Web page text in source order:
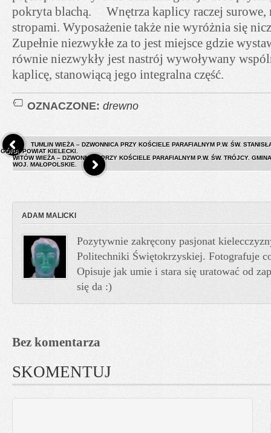
pokryta blachą. Wnętrza kaplicy raczej surowe,
stropami. Wyposażenie także nie wyróżnia się
Zupełnie niezwykłe za to jest miejsce gdzie
równie niezwykły jest nastrój wywoływany
kaplicę, stanowiącą jego integralna część.
OZNACZONE: drewno
TUMLIN WIEŻA – DZWONNICA PRZY KOŚCIELE PARAFIALNYM P.W. ŚW.
GÓRA, POWIAT KIELECKI.
WITÓW WIEŻA – DZWONNICA PRZY KOŚCIELE PARAFIALNYM P.W. ŚW. TRÓJCY.
WOJ. MAŁOPOLSKIE.
ADAM MALICKI
Pozytywnie zakręcony pasjonat
Politechniki Świętokrzyskiej. Fotografuje
Opisuje jak umie i stara się uratować od
się da :)
Bez komentarza
SKOMENTUJ